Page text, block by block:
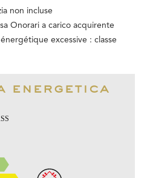
non incluse
Onorari a carico acquirente
excessive : classe
energetica